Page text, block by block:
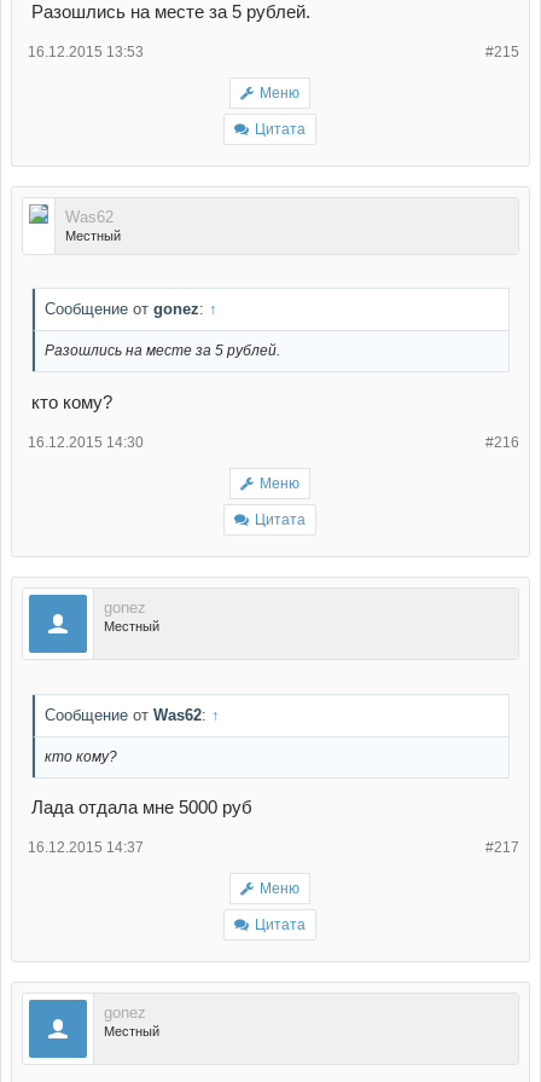
Разошлись на месте за 5 рублей.
#215
16.12.2015 13:53
Меню
Цитата
Was62
Местный
Сообщение от gonez: ↑
Разошлись на месте за 5 рублей.
кто кому?
#216
16.12.2015 14:30
Меню
Цитата
gonez
Местный
Сообщение от Was62: ↑
кто кому?
Лада отдала мне 5000 руб
#217
16.12.2015 14:37
Меню
Цитата
gonez
Местный